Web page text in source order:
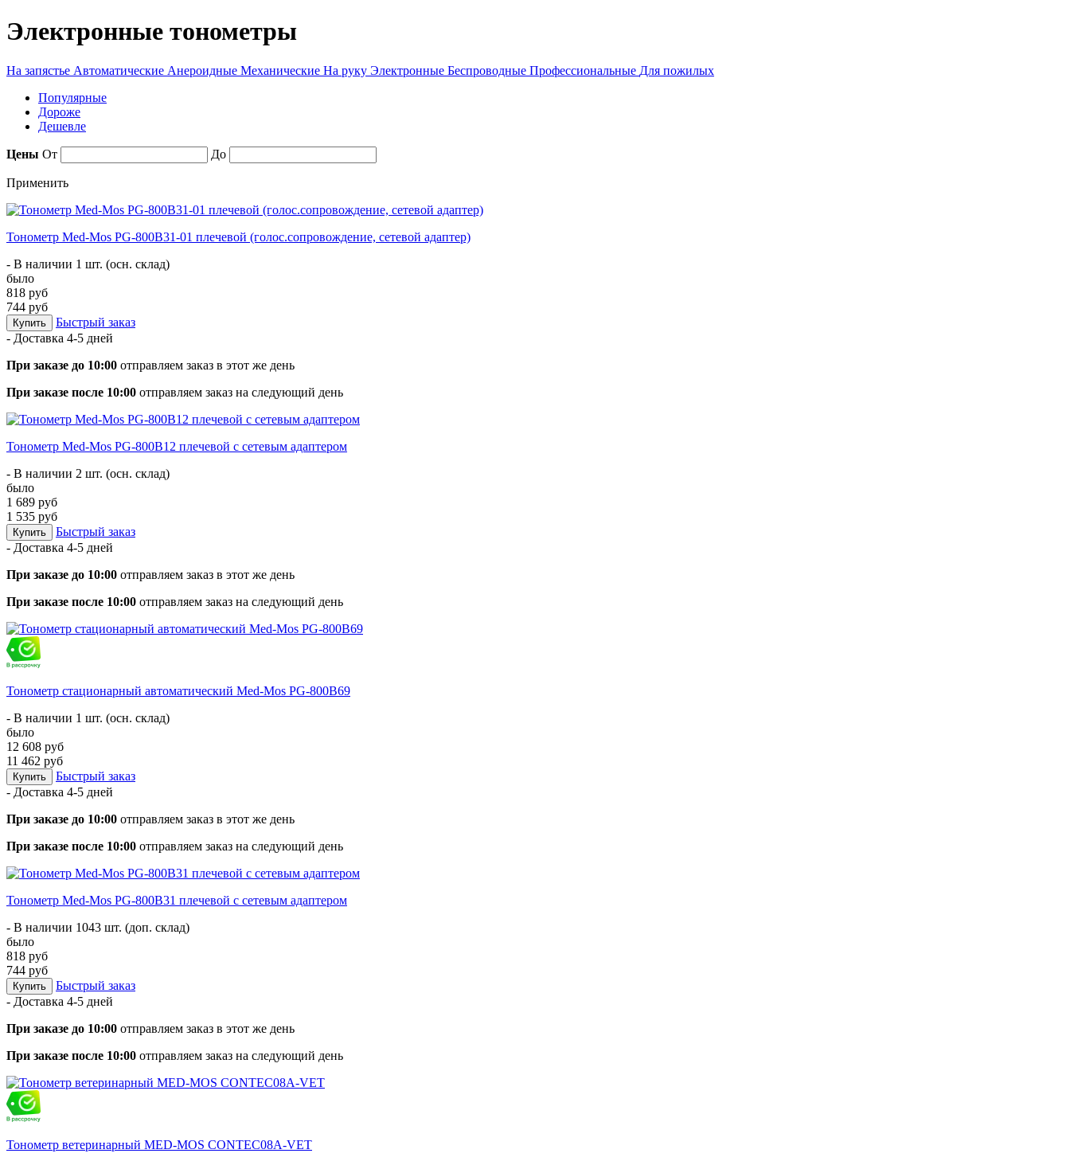
Электронные тонометры
На запястье Автоматические Анероидные Механические На руку Электронные Беспроводные Профессиональные Для пожилых
Популярные
Дороже
Дешевле
Цены От До
Применить
Тонометр Med-Mos PG-800B31-01 плечевой (голос.сопровождение, сетевой адаптер)
- В наличии 1 шт. (осн. склад)
было
818 руб
744 руб
Купить
Быстрый заказ
- Доставка 4-5 дней
При заказе до 10:00 отправляем заказ в этот же день
При заказе после 10:00 отправляем заказ на следующий день
Тонометр Med-Mos PG-800B12 плечевой с сетевым адаптером
- В наличии 2 шт. (осн. склад)
было
1 689 руб
1 535 руб
Купить
Быстрый заказ
- Доставка 4-5 дней
При заказе до 10:00 отправляем заказ в этот же день
При заказе после 10:00 отправляем заказ на следующий день
Тонометр стационарный автоматический Med-Mos PG-800B69
- В наличии 1 шт. (осн. склад)
было
12 608 руб
11 462 руб
Купить
Быстрый заказ
- Доставка 4-5 дней
При заказе до 10:00 отправляем заказ в этот же день
При заказе после 10:00 отправляем заказ на следующий день
Тонометр Med-Mos PG-800B31 плечевой с сетевым адаптером
- В наличии 1043 шт. (доп. склад)
было
818 руб
744 руб
Купить
Быстрый заказ
- Доставка 4-5 дней
При заказе до 10:00 отправляем заказ в этот же день
При заказе после 10:00 отправляем заказ на следующий день
Тонометр ветеринарный MED-MOS CONTEC08A-VET